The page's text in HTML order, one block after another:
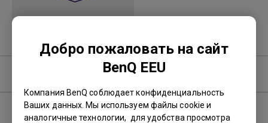
Добро пожаловать на сайт
BenQ EEU
Компания BenQ соблюдает конфиденциальность
Ваших данных. Мы используем файлы cookie и
аналогичные технологии, для удобства просмотра
Программное обеспечение